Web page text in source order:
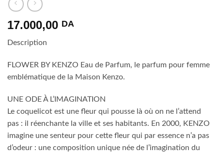
17.000,00 DA
Description
FLOWER BY KENZO Eau de Parfum, le parfum pour femme
emblématique de la Maison Kenzo.
UNE ODE À L’IMAGINATION
Le coquelicot est une fleur qui pousse là où on ne l’attend
pas : il réenchante la ville et ses habitants. En 2000, KENZO
imagine une senteur pour cette fleur qui par essence n’a pas
d’odeur : une composition unique née de l’imagination du